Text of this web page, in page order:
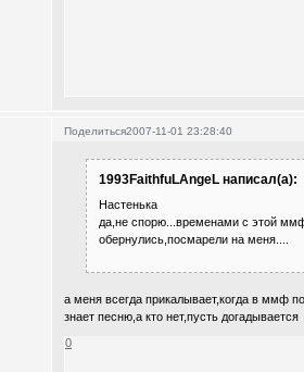
Поделиться2007-11-01 23:28:40
1993FaithfuLAngeL написал(а):
Настенька
да,не спорю...временами с этой
обернулись,посмарели на меня....
а меня всегда прикалывает,когда в ммф
знает песню,а кто нет,пусть догадывается
0